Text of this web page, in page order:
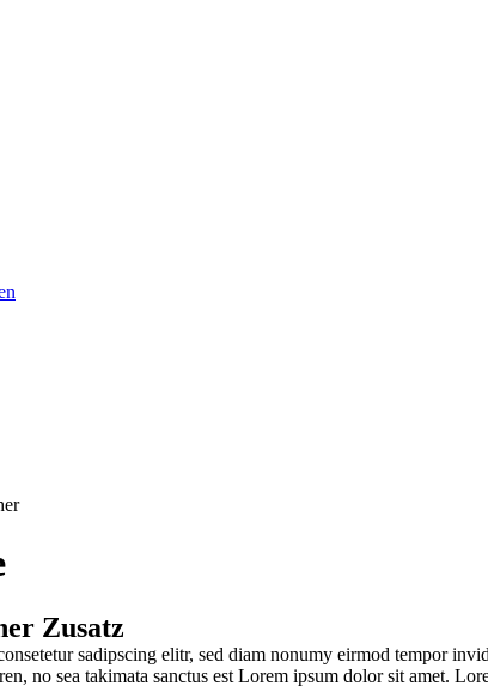
Zusatz
sadipscing elitr, sed diam nonumy eirmod tempor
no sea takimata sanctus est Lorem ipsum dolor sit amet.